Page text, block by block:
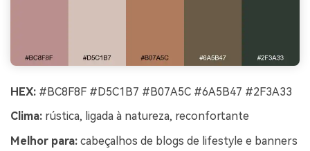
HEX: #BC8F8F #D5C1B7 #B07A5C #6A5B47 #2F3A33
Clima: rústica, ligada à natureza, reconfortante
Melhor para: cabeçalhos de blogs de lifestyle e banners